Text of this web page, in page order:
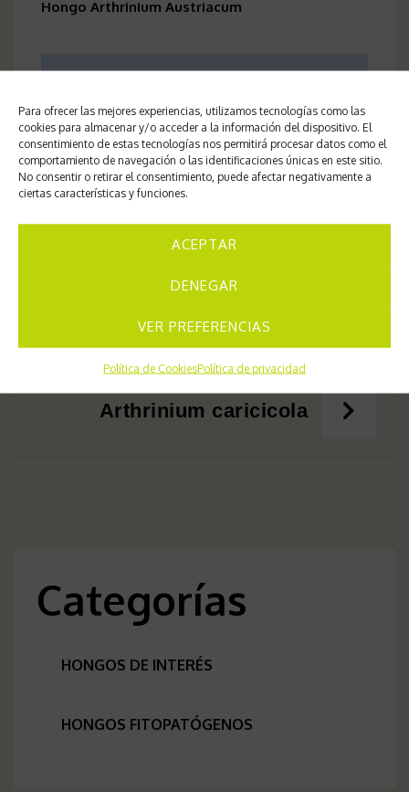
Para ofrecer las mejores experiencias, utilizamos tecnologías como las
cookies para almacenar y/o acceder a la información del dispositivo. El
consentimiento de estas tecnologías nos permitirá procesar datos como el
comportamiento de navegación o las identificaciones únicas en este sitio.
No consentir o retirar el consentimiento, puede afectar negativamente a
ciertas características y funciones.
ACEPTAR
DENEGAR
VER PREFERENCIAS
Política de CookiesPolítica de privacidad
Hongo Arthrinium Austriacum
Cultivos Pima
Interdisciplinary Ecology Group.
Universitat de les Illes Balears-
Angel Pintos Amengual
Navegación
entradas
Apiospora esporlensis
Arthrinium caricicola
Categorías
HONGOS DE INTERÉS
HONGOS FITOPATÓGENOS